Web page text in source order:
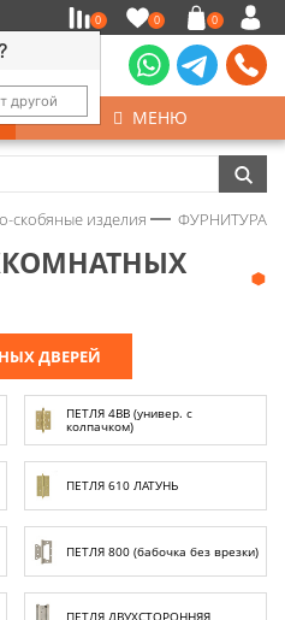
другой
0 0 0
МЕНЮ
скобяные изделия ФУРНИТУРА
ДВЕРЕЙ
ПЕТЛЯ 4ВВ (универ. с
колпачком)
ПЕТЛЯ 610 ЛАТУНЬ
ПЕТЛЯ 800 (бабочка без врезки)